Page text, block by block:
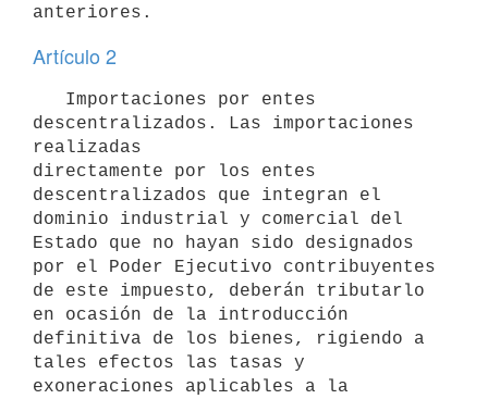
Artículo 2
descentralizados. Las importaciones
realizadas
directamente por los entes
descentralizados que integran el
dominio industrial y comercial del
Estado que no hayan sido designados
por el Poder Ejecutivo contribuyentes
de este impuesto, deberán tributarlo
en ocasión de la introducción
definitiva de los bienes, rigiendo a
tales efectos las tasas y
exoneraciones aplicables a la